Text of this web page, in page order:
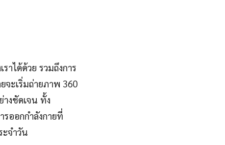
าได้ด้วย รวมถึงการ
จะเริ่มถ่ายภาพ 360
งชัดเจน ทั้ง
ออกกำลังกายที่
จำวัน